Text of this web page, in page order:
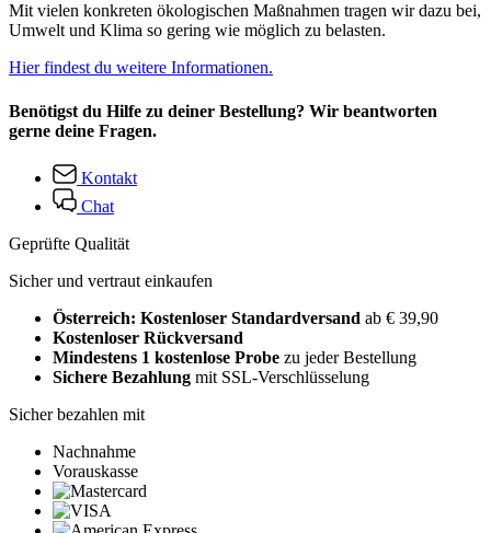
Mit vielen konkreten ökologischen Maßnahmen tragen wir dazu bei,
Umwelt und Klima so gering wie möglich zu belasten.
Hier findest du weitere Informationen.
Benötigst du Hilfe zu deiner Bestellung? Wir beantworten
gerne deine Fragen.
Kontakt
Chat
Geprüfte Qualität
Sicher und vertraut einkaufen
Österreich: Kostenloser Standardversand ab € 39,90
Kostenloser Rückversand
Mindestens 1 kostenlose Probe zu jeder Bestellung
Sichere Bezahlung mit SSL-Verschlüsselung
Sicher bezahlen mit
Nachnahme
Vorauskasse